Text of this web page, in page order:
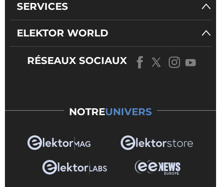
SERVICES
ELEKTOR WORLD
RÉSEAUX SOCIAUX
NOTREUNIVERS